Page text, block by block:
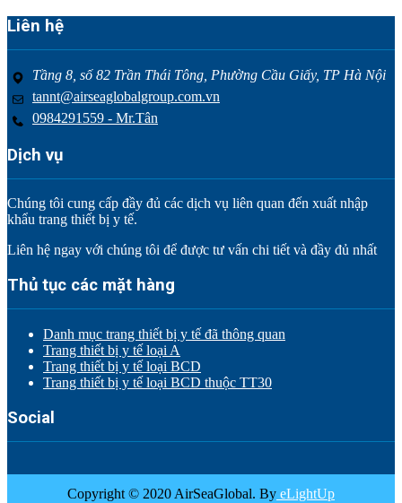
Liên hệ
Tầng 8, số 82 Trần Thái Tông, Phường Cầu Giấy, TP Hà Nội
tannt@airseaglobalgroup.com.vn
0984291559 - Mr.Tân
Dịch vụ
Chúng tôi cung cấp đầy đủ các dịch vụ liên quan đến xuất nhập
khẩu trang thiết bị y tế.
Liên hệ ngay với chúng tôi để được tư vấn chi tiết và đầy đủ nhất
Thủ tục các mặt hàng
Danh mục trang thiết bị y tế đã thông quan
Trang thiết bị y tế loại A
Trang thiết bị y tế loại BCD
Trang thiết bị y tế loại BCD thuộc TT30
Social
Copyright © 2020 AirSeaGlobal. By eLightUp